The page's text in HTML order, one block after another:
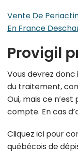
Vente De
En France
Provigil
Vous devrez
du traitement,
Oui, mais ce
compte. En cas
Cliquez ici pour
québécois de